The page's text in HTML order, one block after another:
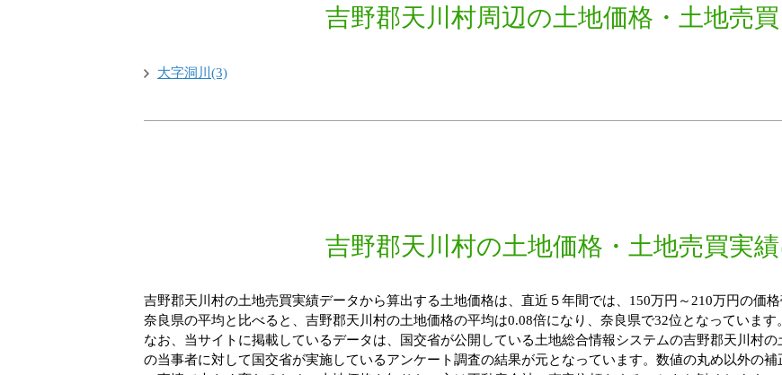
吉野郡天川村周辺の土地価格・土地売
大字洞川(3)
吉野郡天川村の土地価格・土地売買実
吉野郡天川村の土地売買実績データから算出する土地価格は、直近５年間では、150万円～210万円の価
奈良県の平均と比べると、吉野郡天川村の土地価格の平均は0.08倍になり、奈良県で32位となっています。
なお、当サイトに掲載しているデータは、国交省が公開している土地総合情報システムの吉野郡天川村
の当事者に対して国交省が実施しているアンケート調査の結果が元となっています。数値の丸め以外の